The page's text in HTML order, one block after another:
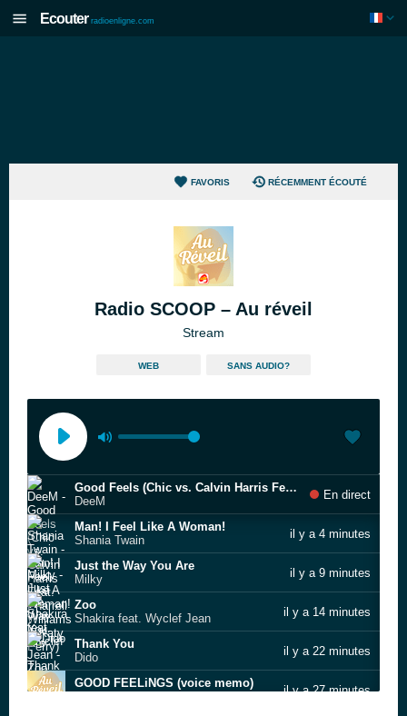
Ecouter radioenligne.com
FAVORIS RÉCEMMENT ÉCOUTÉ
Radio SCOOP – Au réveil
Stream
WEB SANS AUDIO?
Good Feels (Chic vs. Calvin Harris Feat. Pharrell Williams & Katy Perry)
DeeM
En direct
Man! I Feel Like A Woman!
Shania Twain
il y a 4 minutes
Just the Way You Are
Milky
il y a 9 minutes
Zoo
Shakira feat. Wyclef Jean
il y a 14 minutes
Thank You
Dido
il y a 22 minutes
GOOD FEELiNGS (voice memo)
il y a 27 minutes